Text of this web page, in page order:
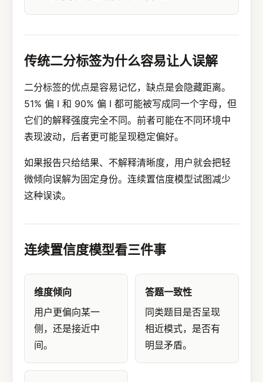
传统二分标签为什么容易让人误解
二分标签的优点是容易记忆，缺点是会隐藏距离。
51% 偏 I 和 90% 偏 I 都可能被写成同一个字母，但
它们的解释强度完全不同。前者可能在不同环境中
表现波动，后者更可能呈现稳定偏好。
如果报告只给结果、不解释清晰度，用户就会把轻
微倾向误解为固定身份。连续置信度模型试图减少
这种误读。
连续置信度模型看三件事
维度倾向
用户更偏向某一
侧，还是接近中
间。
答题一致性
同类题目是否呈现
相近模式，是否有
明显矛盾。